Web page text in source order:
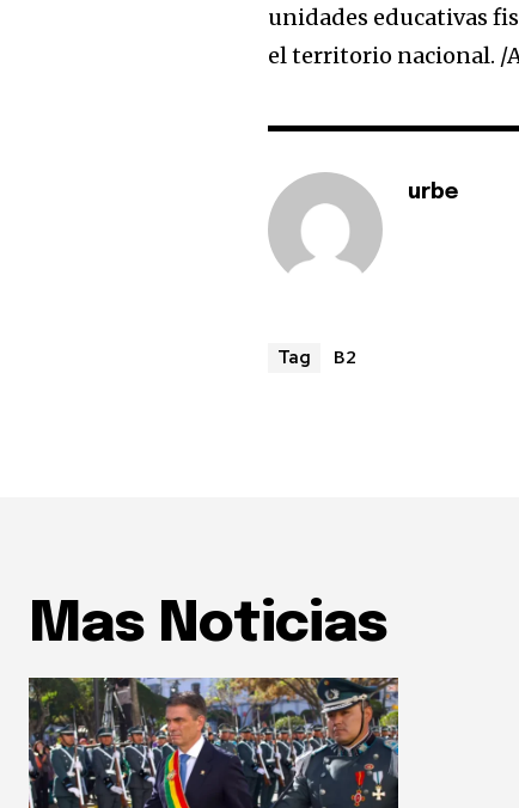
unidades educativas
el territorio nacional. /
urbe
Tag B2
Mas Noticias